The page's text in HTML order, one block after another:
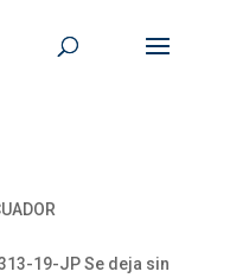
19-JP Se deja sin